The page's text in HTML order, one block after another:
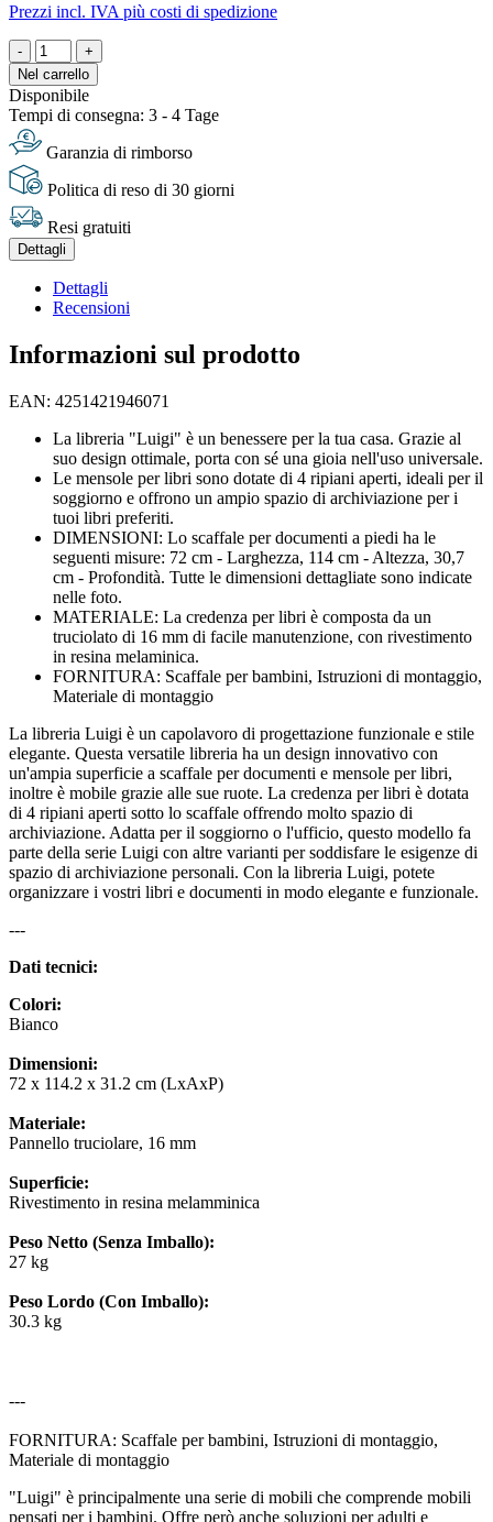
Prezzi incl. IVA più costi di spedizione
-
+
Nel carrello
Disponibile
Tempi di consegna: 3 - 4 Tage
Garanzia di rimborso
Politica di reso di 30 giorni
Resi gratuiti
Dettagli
Dettagli
Recensioni
Informazioni sul prodotto
EAN: 4251421946071
La libreria "Luigi" è un benessere per la tua casa. Grazie al
suo design ottimale, porta con sé una gioia nell'uso universale.
Le mensole per libri sono dotate di 4 ripiani aperti, ideali per il
soggiorno e offrono un ampio spazio di archiviazione per i
tuoi libri preferiti.
DIMENSIONI: Lo scaffale per documenti a piedi ha le
seguenti misure: 72 cm - Larghezza, 114 cm - Altezza, 30,7
cm - Profondità. Tutte le dimensioni dettagliate sono indicate
nelle foto.
MATERIALE: La credenza per libri è composta da un
truciolato di 16 mm di facile manutenzione, con rivestimento
in resina melaminica.
FORNITURA: Scaffale per bambini, Istruzioni di montaggio,
Materiale di montaggio
La libreria Luigi è un capolavoro di progettazione funzionale e stile
elegante. Questa versatile libreria ha un design innovativo con
un'ampia superficie a scaffale per documenti e mensole per libri,
inoltre è mobile grazie alle sue ruote. La credenza per libri è dotata
di 4 ripiani aperti sotto lo scaffale offrendo molto spazio di
archiviazione. Adatta per il soggiorno o l'ufficio, questo modello fa
parte della serie Luigi con altre varianti per soddisfare le esigenze di
spazio di archiviazione personali. Con la libreria Luigi, potete
organizzare i vostri libri e documenti in modo elegante e funzionale.
---
Dati tecnici:
Colori:
Bianco
Dimensioni:
72 x 114.2 x 31.2 cm (LxAxP)
Materiale:
Pannello truciolare, 16 mm
Superficie:
Rivestimento in resina melamminica
Peso Netto (Senza Imballo):
27 kg
Peso Lordo (Con Imballo):
30.3 kg
---
FORNITURA: Scaffale per bambini, Istruzioni di montaggio,
Materiale di montaggio
"Luigi" è principalmente una serie di mobili che comprende mobili
pensati per i bambini. Offre però anche soluzioni per adulti e